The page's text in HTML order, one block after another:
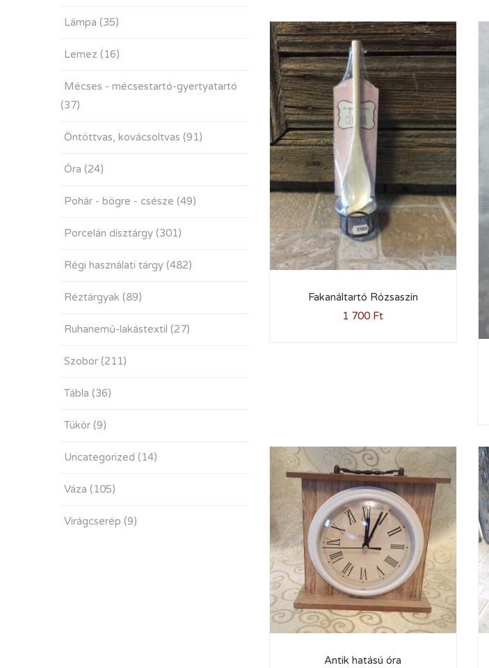
Lámpa (35)
Lemez (16)
Mécses - mécsestartó-gyertyatartó
(37)
Öntöttvas, kovácsoltvas (91)
Óra (24)
Pohár - bögre - csésze (49)
Porcelán dísztárgy (301)
Régi használati tárgy (482)
Réztárgyak (89)
Ruhanemű-lakástextil (27)
Szobor (211)
Tábla (36)
Tükör (9)
Uncategorized (14)
Váza (105)
Virágcserép (9)
Fakanáltartó Rózsaszín
1 700 Ft
Antik hatású óra